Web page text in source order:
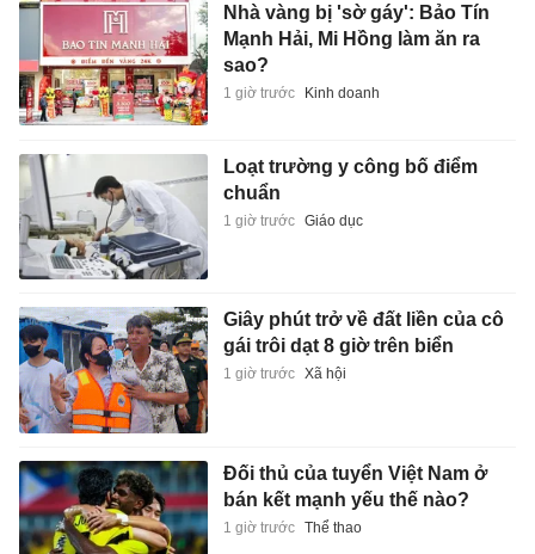
Nhà vàng bị 'sờ gáy': Bảo Tín
Mạnh Hải, Mi Hồng làm ăn ra
sao?
1 giờ trước Kinh doanh
Loạt trường y công bố điểm
chuẩn
1 giờ trước Giáo dục
Giây phút trở về đất liền của cô
gái trôi dạt 8 giờ trên biển
1 giờ trước Xã hội
Đối thủ của tuyển Việt Nam ở
bán kết mạnh yếu thế nào?
1 giờ trước Thể thao